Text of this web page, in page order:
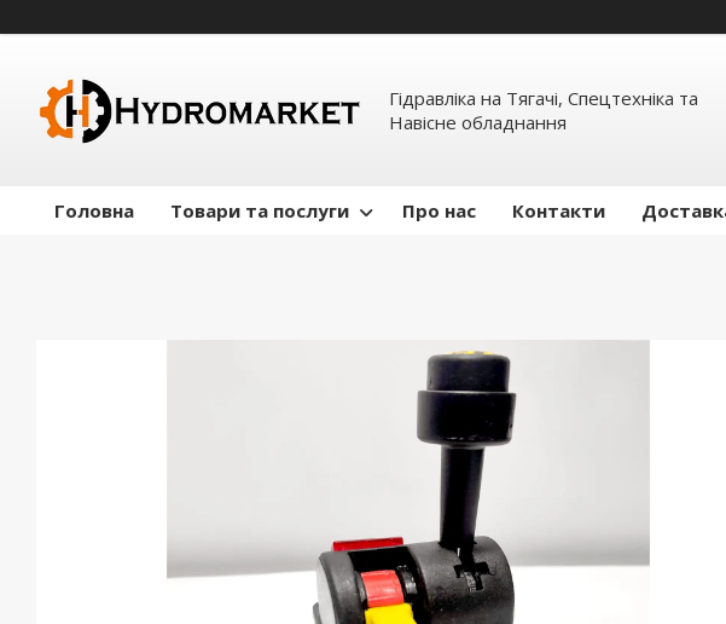
Гідравліка на Тягачі, Спецтехніка та
Навісне обладнання
Головна Товари та послуги Про нас Контакти